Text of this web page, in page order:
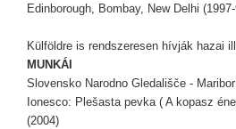
Edinborough, Bombay, New Delhi
Külföldre is rendszeresen hívják hazai
MUNKÁI
Slovensko Narodno Gledališče - Maribor
Ionesco: Plešasta pevka ( A kopasz
(2004)